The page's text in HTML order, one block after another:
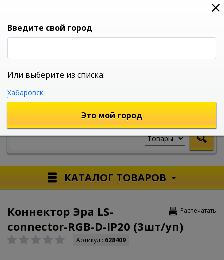
0
УНИВЕРСАЛЬНЫЙ ИНТЕРНЕТ МАГАЗИН
КАТАЛОГ ТОВАРОВ
Распечатать
Коннектор Эра LS-
connector-RGB-D-IP20 (3шт/уп)
Артикул : 628409
Введите свой город
Или выберите из списка:
Хабаровск
Это мой город